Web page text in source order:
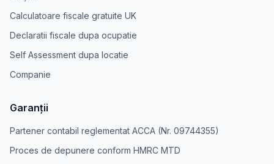
Calculatoare fiscale gratuite UK
Declaratii fiscale dupa ocupatie
Self Assessment dupa locatie
Companie
Garanții
Partener contabil reglementat ACCA (Nr. 09744355)
Proces de depunere conform HMRC MTD